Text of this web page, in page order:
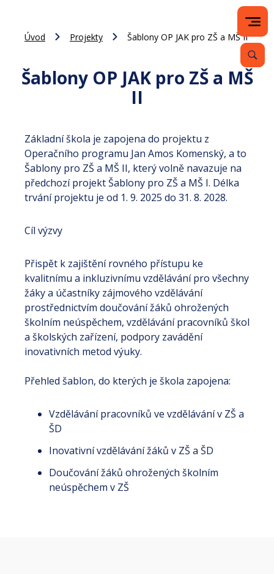
Úvod Projekty Šablony OP JAK pro ZŠ a MŠ II
Šablony OP JAK pro ZŠ a MŠ
II
Základní škola je zapojena do projektu z
Operačního programu Jan Amos Komenský, a to
Šablony pro ZŠ a MŠ II, který volně navazuje na
předchozí projekt Šablony pro ZŠ a MŠ I. Délka
trvání projektu je od 1. 9. 2025 do 31. 8. 2028.
Cíl výzvy
Přispět k zajištění rovného přístupu ke
kvalitnímu a inkluzivnímu vzdělávání pro všechny
žáky a účastníky zájmového vzdělávání
prostřednictvím doučování žáků ohrožených
školním neúspěchem, vzdělávání pracovníků škol
a školských zařízení, podpory zavádění
inovativních metod výuky.
Přehled šablon, do kterých je škola zapojena:
Vzdělávání pracovníků ve vzdělávání v ZŠ a
ŠD
Inovativní vzdělávání žáků v ZŠ a ŠD
Doučování žáků ohrožených školním
neúspěchem v ZŠ